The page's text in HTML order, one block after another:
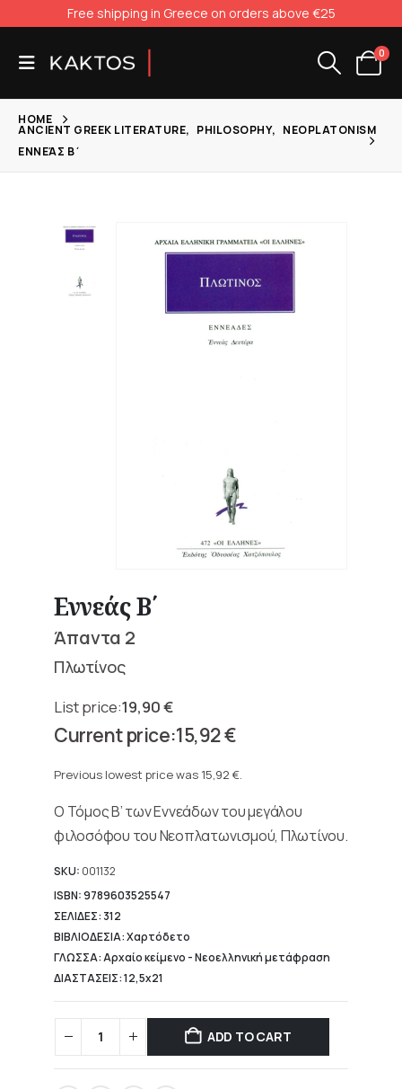
Free shipping in Greece on orders above €25
0
HOME
ANCIENT GREEK LITERATURE, PHILOSOPHY, NEOPLATONISM
ΕΝΝΕΆΣ Β΄
Εννεάς Β΄
Άπαντα 2
Πλωτίνος
19,90€
Original
price
19,90 €.
15,92€
price
15,92 €.
Previous lowest price was 15,92 €.
Ο Τόμος Β’ των Εννεάδων του μεγάλου
φιλοσόφου του Νεοπλατωνισμού, Πλωτίνου.
SKU: 001132
ISBN: 9789603525547
ΣΕΛΙΔΕΣ: 312
ΒΙΒΛΙΟΔΕΣΙΑ: Χαρτόδετο
ΓΛΩΣΣΑ: Αρχαίο κείμενο - Νεοελληνική μετάφραση
ΔΙΑΣΤΑΣΕΙΣ: 12,5x21
ADD TO CART